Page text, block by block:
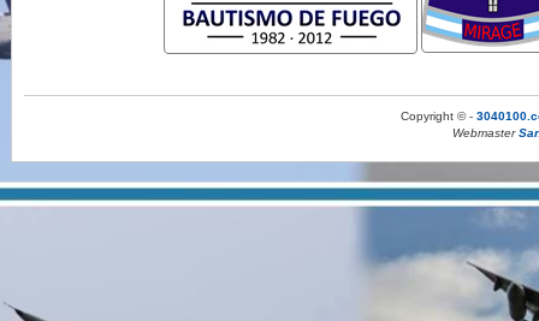
Copyright © -
Webmaster